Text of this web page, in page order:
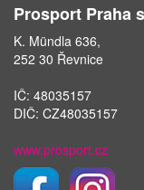
Prosport Praha
K. Mündla 636,
252 30 Řevnice
IČ: 48035157
DIČ: CZ48035157
www.prosport.cz